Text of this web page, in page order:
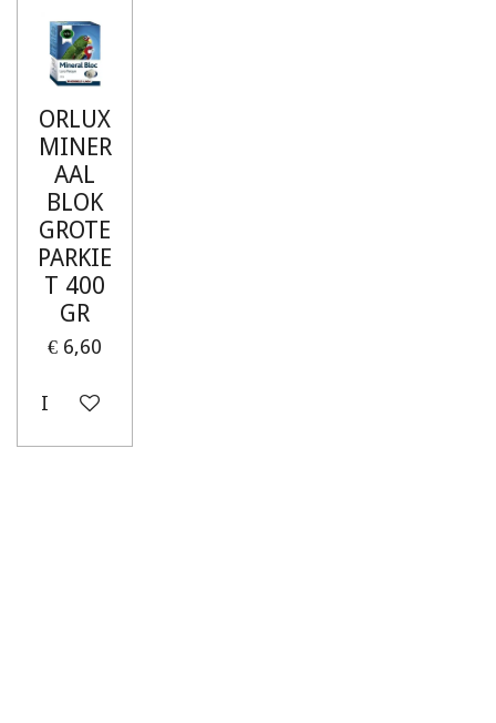
ORLUX
MINER
AAL
BLOK
GROTE
PARKIE
T 400
GR
€ 6,60
In winkelwagen